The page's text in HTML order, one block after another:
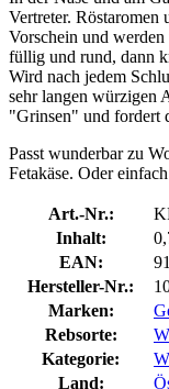
Vertreter.
Vorschein und
füllig und rund, dann
Wird nach jedem
sehr langen würzigen
"Grinsen" und fordert
Passt wunderbar zu
Fetakäse. Oder
Art.-Nr.:
Inhalt:
EAN:
Hersteller-Nr.:
Marken:
Rebsorte:
Kategorie:
Land: